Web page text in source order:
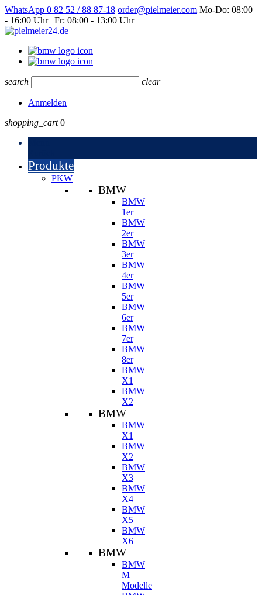
WhatsApp 0 82 52 / 88 87-18 order@pielmeier.com Mo-Do: 08:00
- 16:00 Uhr | Fr: 08:00 - 13:00 Uhr
search clear
Anmelden
shopping_cart 0
Produkte
PKW
BMW
BMW
1er
BMW
2er
BMW
3er
BMW
4er
BMW
5er
BMW
6er
BMW
7er
BMW
8er
BMW
X1
BMW
X2
BMW
BMW
X1
BMW
X2
BMW
X3
BMW
X4
BMW
X5
BMW
X6
BMW
BMW
M
Modelle